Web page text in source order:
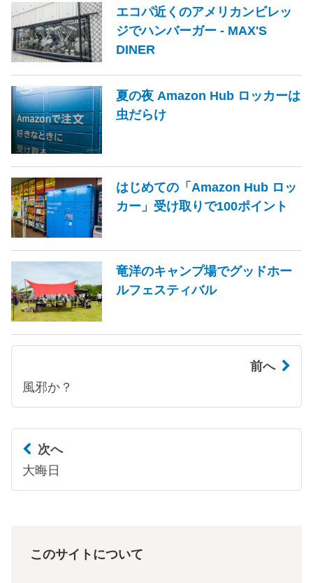
エコパ近くのアメリカンビレッ
ジでハンバーガー - MAX'S
DINER
夏の夜 Amazon Hub ロッカーは
虫だらけ
はじめての「Amazon Hub ロッ
カー」受け取りで100ポイント
竜洋のキャンプ場でグッドホー
ルフェスティバル
前へ
風邪か？
次へ
大晦日
このサイトについて